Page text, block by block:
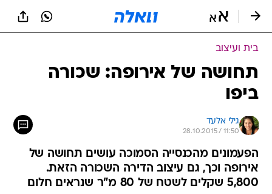
בית ועיצוב
תחושה של אירופה: שכורה
ביפו
גילי אלעד
28.10.2015 / 11:50
הפעמונים מהכנסייה הסמוכה עושים תחושה של
אירופה וכך, גם עיצוב הדירה השכורה הזאת.
5,800 שקלים לשטח של 80 מ"ר שנראים חלום